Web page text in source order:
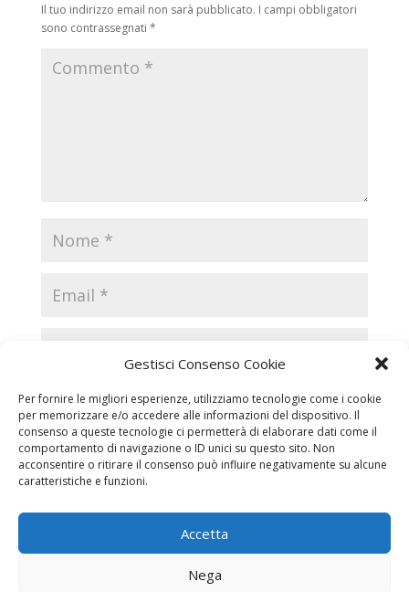
Gestisci Consenso Cookie
Per fornire le migliori esperienze, utilizziamo tecnologie come i cookie
per memorizzare e/o accedere alle informazioni del dispositivo. Il
consenso a queste tecnologie ci permetterà di elaborare dati come il
comportamento di navigazione o ID unici su questo sito. Non
acconsentire o ritirare il consenso può influire negativamente su alcune
caratteristiche e funzioni.
Accetta
Nega
Il tuo indirizzo email non sarà pubblicato. I campi obbligatori
sono contrassegnati *
Necrologi Casale Monferrato
Necrologi Piemonte